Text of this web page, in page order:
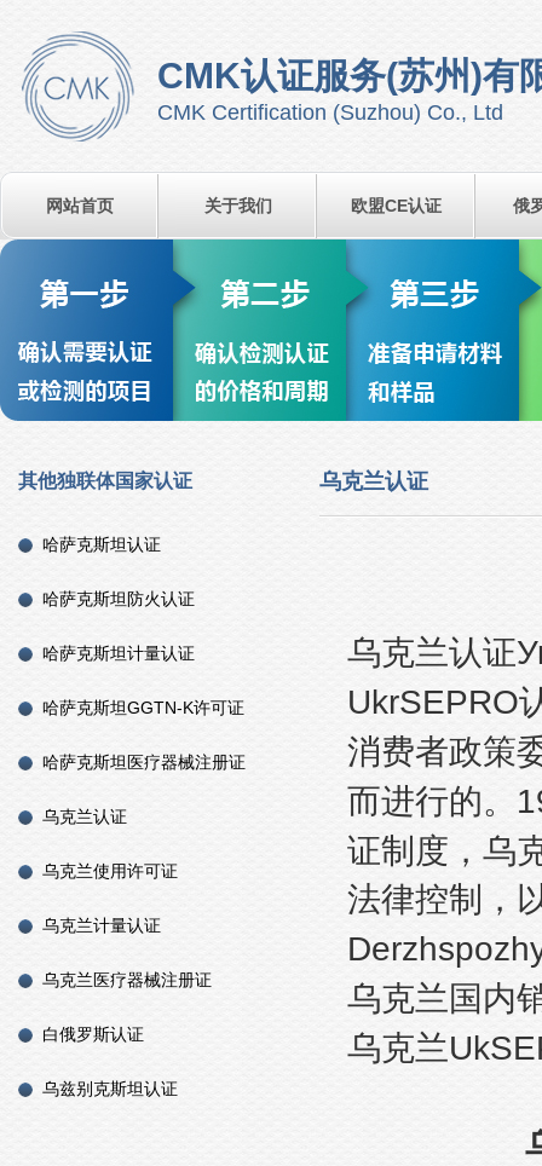
CMK认证服务(苏州)有
CMK Certification (Suzhou) Co., Ltd
网站首页 关于我们 欧盟CE认证 俄
其他独联体国家认证
哈萨克斯坦认证
哈萨克斯坦防火认证
哈萨克斯坦计量认证
哈萨克斯坦GGTN-K许可证
哈萨克斯坦医疗器械注册证
乌克兰认证
乌克兰使用许可证
乌克兰计量认证
乌克兰医疗器械注册证
白俄罗斯认证
乌兹别克斯坦认证
乌克兰认证
乌克兰认证
UkrSEPRO
消费者政策
而进行的。
证制度，乌
法律控制，
乌克兰国内
乌克兰